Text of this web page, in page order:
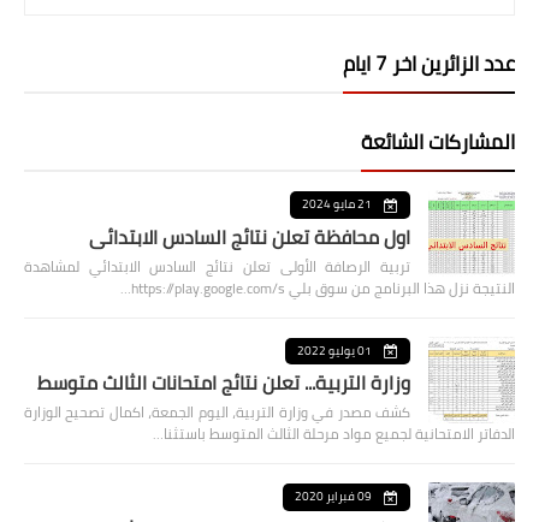
عدد الزائرين اخر 7 ايام
المشاركات الشائعة
21 مايو 2024
اول محافظة تعلن نتائج السادس الابتدائي
تربية الرصافة الأولى تعلن نتائج السادس الابتدائي لمشاهدة
النتيجة نزل هذا البرنامج من سوق بلي https://play.google.com/s…
01 يوليو 2022
وزارة التربية... تعلن نتائج امتحانات الثالث متوسط
كشف مصدر في وزارة التربية، اليوم الجمعة، اكمال تصحيح الوزارة
الدفاتر الامتحانية لجميع مواد مرحلة الثالث المتوسط باستثنا…
09 فبراير 2020